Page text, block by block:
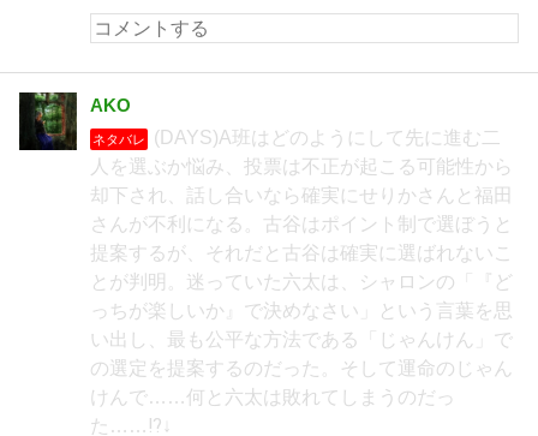
AKO
ネタバレ
(DAYS)A班はどのようにして先に進む二
人を選ぶか悩み、投票は不正が起こる可能性から
却下され、話し合いなら確実にせりかさんと福田
さんが不利になる。古谷はポイント制で選ぼうと
提案するが、それだと古谷は確実に選ばれないこ
とが判明。迷っていた六太は、シャロンの「『ど
っちが楽しいか』で決めなさい」という言葉を思
い出し、最も公平な方法である「じゃんけん」で
の選定を提案するのだった。そして運命のじゃん
けんで……何と六太は敗れてしまうのだっ
た……⁉↓